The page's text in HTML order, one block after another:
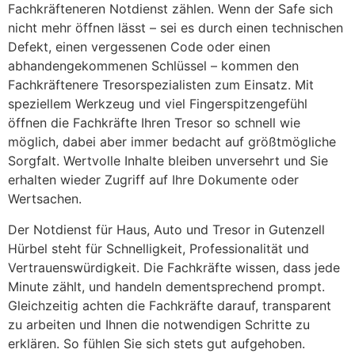
Fachkräfteneren Notdienst zählen. Wenn der Safe sich
nicht mehr öffnen lässt – sei es durch einen technischen
Defekt, einen vergessenen Code oder einen
abhandengekommenen Schlüssel – kommen den
Fachkräftenere Tresorspezialisten zum Einsatz. Mit
speziellem Werkzeug und viel Fingerspitzengefühl
öffnen die Fachkräfte Ihren Tresor so schnell wie
möglich, dabei aber immer bedacht auf größtmögliche
Sorgfalt. Wertvolle Inhalte bleiben unversehrt und Sie
erhalten wieder Zugriff auf Ihre Dokumente oder
Wertsachen.
Der Notdienst für Haus, Auto und Tresor in Gutenzell
Hürbel steht für Schnelligkeit, Professionalität und
Vertrauenswürdigkeit. Die Fachkräfte wissen, dass jede
Minute zählt, und handeln dementsprechend prompt.
Gleichzeitig achten die Fachkräfte darauf, transparent
zu arbeiten und Ihnen die notwendigen Schritte zu
erklären. So fühlen Sie sich stets gut aufgehoben.